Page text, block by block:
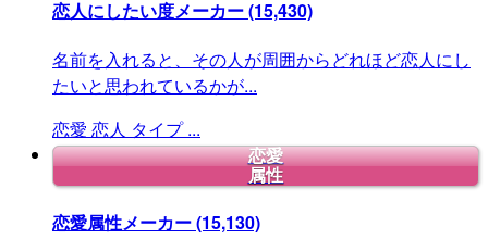
恋人にしたい度メーカー(15,430)
名前を入れると、その人が周囲からどれほど恋人にし
たいと思われているかが...
恋愛 恋人 タイプ ...
恋愛
属性
恋愛属性メーカー(15,130)